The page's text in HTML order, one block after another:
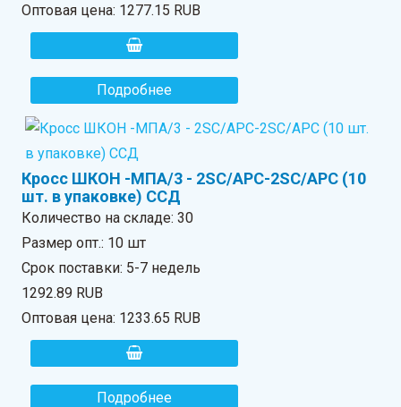
Оптовая цена: 1277.15 RUB
Подробнее
Кросс ШКОН -МПА/3 - 2SC/APC-2SC/APC (10
шт. в упаковке) ССД
Количество на складе:30
Размер опт.: 10 шт
Срок поставки: 5-7 недель
1292.89 RUB
Оптовая цена: 1233.65 RUB
Подробнее